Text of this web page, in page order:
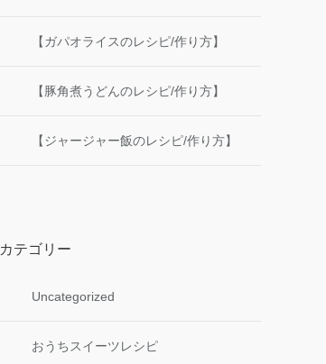
【ガパオライスのレシピ/作り方】
【豚角煮うどんのレシピ/作り方】
【ジャージャー飯のレシピ/作り方】
カテゴリー
Uncategorized
おうちスイーツレシピ